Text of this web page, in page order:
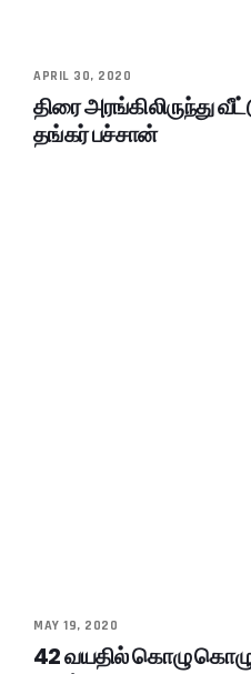
APRIL 30, 2020
திரை அரங்கிலிருந்து
தங்கர் பச்சான்
MAY 19, 2020
42 வயதில் கொழு